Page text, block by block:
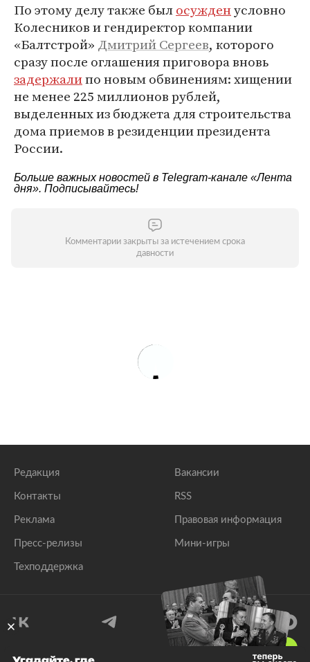
По этому делу также былосужденусловно
Колесников и гендиректор компании
«Балтстрой» Дмитрий Сергеев, которого
сразу после оглашения приговора вновь
задержалипо новым обвинениям: хищении
не менее 225 миллионов рублей,
выделенных из бюджета для строительства
дома приемов в резиденции президента
России.
Больше важных новостей в Telegram-канале «Лента
дня». Подписывайтесь!
Комментарии закрыты за истечением срока
давности
Редакция
Контакты
Реклама
Пресс-релизы
Техподдержка
Вакансии
RSS
Правовая информация
Мини-игры